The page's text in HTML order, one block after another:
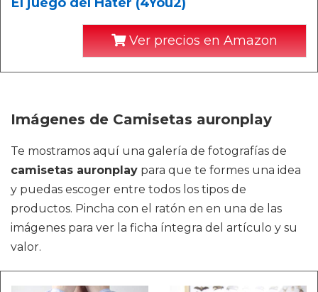
Ver precios en Amazon
Imágenes de Camisetas auronplay
Te mostramos aquí una galería de fotografías de
camisetas auronplay para que te formes una idea
y puedas escoger entre todos los tipos de
productos. Pincha con el ratón en en una de las
imágenes para ver la ficha íntegra del artículo y su
valor.